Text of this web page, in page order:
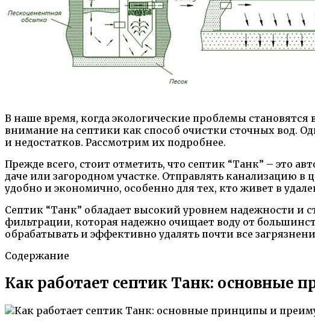
В наше время, когда экологические проблемы
внимание на септики как способ очистки сточных вод.
и недостатков. Рассмотрим их подробнее.
Прежде всего, стоит отметить, что септик “Танк” – это
даче или загородном участке. Отправлять канализацию
удобно и экономично, особенно для тех, кто живет в
Септик “Танк” обладает высокий уровнем надежности и
фильтрации, которая надежно очищает воду от
обрабатывать и эффективно удалять почти все
Содержание
Как работает септик Танк: основные